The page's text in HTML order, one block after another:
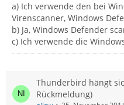
a) Ich verwende den bei
Virenscanner, Windows
b) Ja, Windows Defender
c) Ich verwende die
Thunderbird hängt
Rückmeldung)